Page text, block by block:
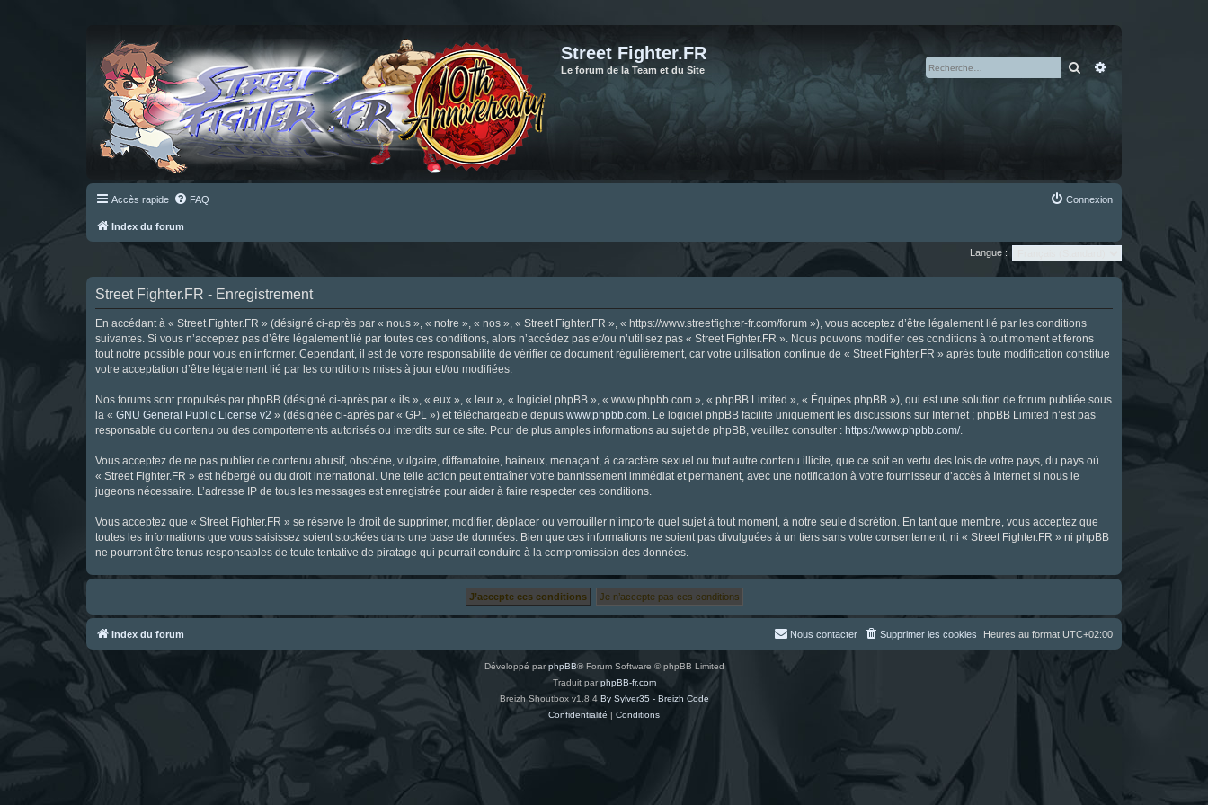
Street Fighter.FR
Le forum de la Team et du Site Rechercher
Accès rapide FAQ Connexion
Index du forum
Langue :
Street Fighter.FR - Enregistrement
En accédant à « Street Fighter.FR » (désigné ci-après par « nous », « notre », « nos », « Street Fighter.FR », « https://www.streetfighter-fr.com/forum »), vous acceptez d’être légalement lié par les conditions
suivantes. Si vous n’acceptez pas d’être légalement lié par toutes ces conditions, alors n’accédez pas et/ou n’utilisez pas « Street Fighter.FR ». Nous pouvons modifier ces conditions à tout moment et ferons
tout notre possible pour vous en informer. Cependant, il est de votre responsabilité de vérifier ce document régulièrement, car votre utilisation continue de « Street Fighter.FR » après toute modification constitue
votre acceptation d’être légalement lié par les conditions mises à jour et/ou modifiées.
Nos forums sont propulsés par phpBB (désigné ci-après par « ils », « eux », « leur », « logiciel phpBB », « www.phpbb.com », « phpBB Limited », « Équipes phpBB »), qui est une solution de forum publiée sous
la « GNU General Public License v2 » (désignée ci-après par « GPL ») et téléchargeable depuis www.phpbb.com . Le logiciel phpBB facilite uniquement les discussions sur Internet ; phpBB Limited n’est pas
responsable du contenu ou des comportements autorisés ou interdits sur ce site. Pour de plus amples informations au sujet de phpBB, veuillez consulter : https://www.phpbb.com/.
Vous acceptez de ne pas publier de contenu abusif, obscène, vulgaire, diffamatoire, haineux, menaçant, à caractère sexuel ou tout autre contenu illicite, que ce soit en vertu des lois de votre pays, du pays où
« Street Fighter.FR » est hébergé ou du droit international. Une telle action peut entraîner votre bannissement immédiat et permanent, avec une notification à votre fournisseur d’accès à Internet si nous le
jugeons nécessaire. L’adresse IP de tous les messages est enregistrée pour aider à faire respecter ces conditions.
Vous acceptez que « Street Fighter.FR » se réserve le droit de supprimer, modifier, déplacer ou verrouiller n’importe quel sujet à tout moment, à notre seule discrétion. En tant que membre, vous acceptez que
toutes les informations que vous saisissez soient stockées dans une base de données. Bien que ces informations ne soient pas divulguées à un tiers sans votre consentement, ni « Street Fighter.FR » ni phpBB
ne pourront être tenus responsables de toute tentative de piratage qui pourrait conduire à la compromission des données.
Index du forum Heures au format UTC+02:00
Supprimer les cookies
Nous contacter
Développé parphpBB® Forum Software © phpBB Limited
Traduit parphpBB-fr.com
Breizh Shoutbox v1.8.4 By Sylver35 - Breizh Code
Confidentialité | Conditions